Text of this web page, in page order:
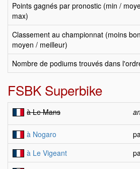
Points gagnés par pronostic (min /
max)
Classement au championnat (moins
moyen / meilleur)
Nombre de podiums trouvés dans
FSBK Superbike
à Le Mans
à Nogaro
à Le Vigeant